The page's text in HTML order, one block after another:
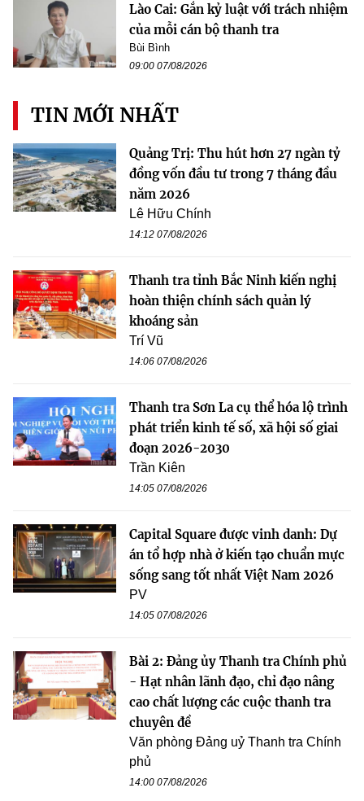
Lào Cai: Gắn kỷ luật với trách nhiệm
của mỗi cán bộ thanh tra
Bùi Bình
09:00 07/08/2026
TIN MỚI NHẤT
Quảng Trị: Thu hút hơn 27 ngàn tỷ
đồng vốn đầu tư trong 7 tháng đầu
năm 2026
Lê Hữu Chính
14:12 07/08/2026
Thanh tra tỉnh Bắc Ninh kiến nghị
hoàn thiện chính sách quản lý
khoáng sản
Trí Vũ
14:06 07/08/2026
Thanh tra Sơn La cụ thể hóa lộ trình
phát triển kinh tế số, xã hội số giai
đoạn 2026-2030
Trần Kiên
14:05 07/08/2026
Capital Square được vinh danh: Dự
án tổ hợp nhà ở kiến tạo chuẩn mực
sống sang tốt nhất Việt Nam 2026
PV
14:05 07/08/2026
Bài 2: Đảng ủy Thanh tra Chính phủ
- Hạt nhân lãnh đạo, chỉ đạo nâng
cao chất lượng các cuộc thanh tra
chuyên đề
Văn phòng Đảng uỷ Thanh tra Chính
phủ
14:00 07/08/2026